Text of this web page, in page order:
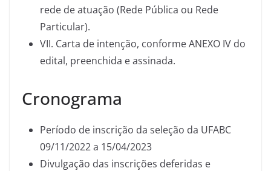
rede de atuação (Rede Pública ou Rede
Particular).
VII. Carta de intenção, conforme ANEXO IV do
edital, preenchida e assinada.
Cronograma
Período de inscrição da seleção da UFABC
09/11/2022 a 15/04/2023
Divulgação das inscrições deferidas e